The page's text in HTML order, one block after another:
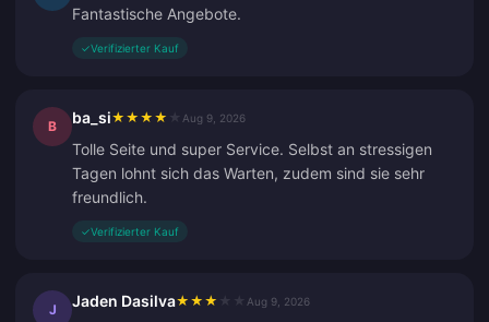
Fantastische Angebote.
✓Verifizierter Kauf
B ba_si★ ★ ★ ★ Aug 9, 2026
Tolle Seite und super Service. Selbst an stressigen
Tagen lohnt sich das Warten, zudem sind sie sehr
freundlich.
✓Verifizierter Kauf
J Jaden Dasilva★ ★ ★ Aug 9, 2026